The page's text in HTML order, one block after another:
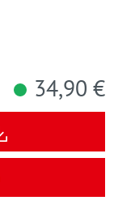
34,90 €